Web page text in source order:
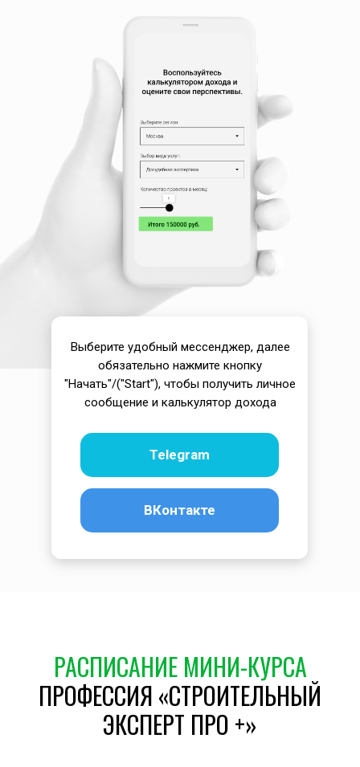
Выберите удобный мессенджер, далее
обязательно нажмите кнопку
"Начать"/("Start"), чтобы получить личное
сообщение и калькулятор дохода
ВКонтакте
Telegram
РАСПИСАНИЕ МИНИ-КУРСА
ПРОФЕССИЯ «СТРОИТЕЛЬНЫЙ
ЭКСПЕРТ ПРО +»